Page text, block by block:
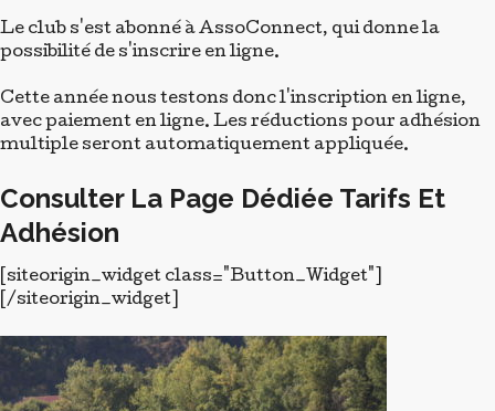
Septembre À La Rame – Initiations
Gratuites
août 31, 2025